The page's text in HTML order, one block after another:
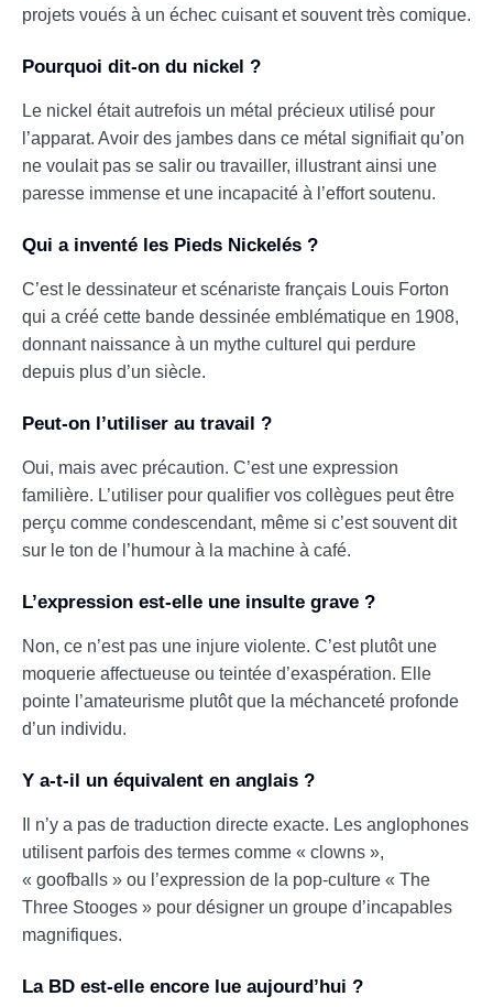
projets voués à un échec cuisant et souvent très comique.
Pourquoi dit-on du nickel ?
Le nickel était autrefois un métal précieux utilisé pour
l’apparat. Avoir des jambes dans ce métal signifiait qu’on
ne voulait pas se salir ou travailler, illustrant ainsi une
paresse immense et une incapacité à l’effort soutenu.
Qui a inventé les Pieds Nickelés ?
C’est le dessinateur et scénariste français Louis Forton
qui a créé cette bande dessinée emblématique en 1908,
donnant naissance à un mythe culturel qui perdure
depuis plus d’un siècle.
Peut-on l’utiliser au travail ?
Oui, mais avec précaution. C’est une expression
familière. L’utiliser pour qualifier vos collègues peut être
perçu comme condescendant, même si c’est souvent dit
sur le ton de l’humour à la machine à café.
L’expression est-elle une insulte grave ?
Non, ce n’est pas une injure violente. C’est plutôt une
moquerie affectueuse ou teintée d’exaspération. Elle
pointe l’amateurisme plutôt que la méchanceté profonde
d’un individu.
Y a-t-il un équivalent en anglais ?
Il n’y a pas de traduction directe exacte. Les anglophones
utilisent parfois des termes comme « clowns »,
« goofballs » ou l’expression de la pop-culture « The
Three Stooges » pour désigner un groupe d’incapables
magnifiques.
La BD est-elle encore lue aujourd’hui ?